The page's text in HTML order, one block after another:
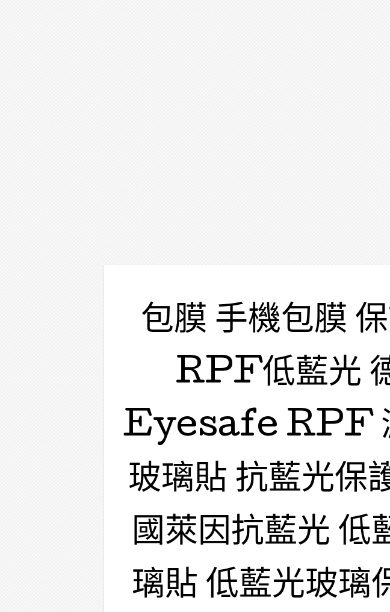
包膜 手機包膜
RPF低藍光
Eyesafe RPF
玻璃貼 抗藍光保
國萊因抗藍光 低
璃貼 低藍光玻璃